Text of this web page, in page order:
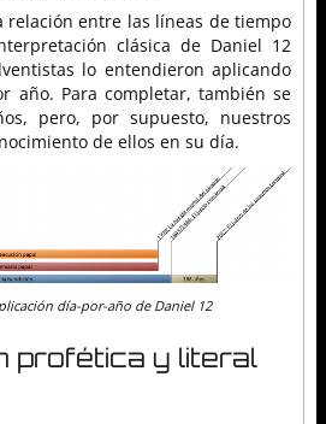
relación entre las líneas de tiempo
clásica de Daniel 12
lo entendieron aplicando
año. Para completar, también se
pero, por supuesto, nuestros
de ellos en su día.
día-por-año de Daniel 12
profética y literal